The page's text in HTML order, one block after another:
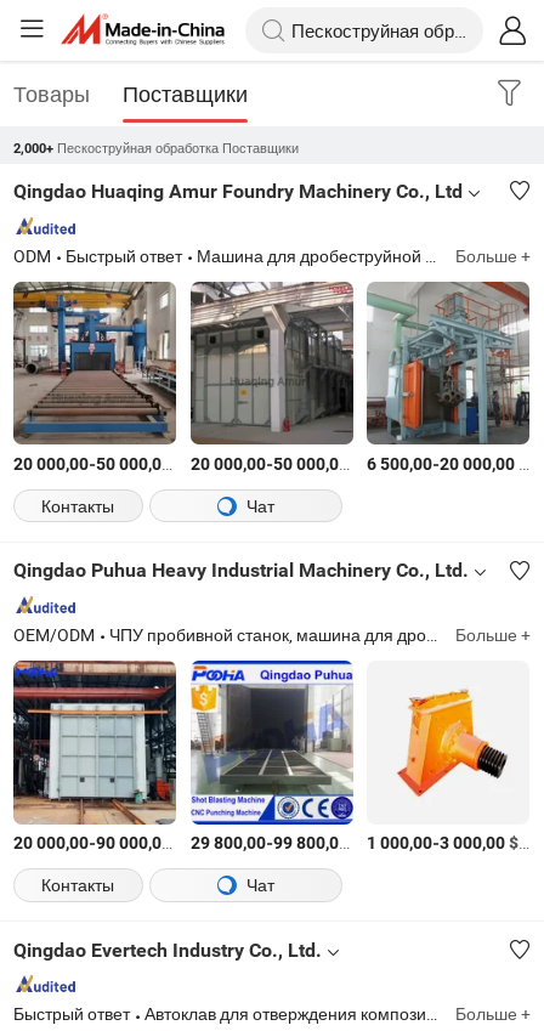
Товары Поставщики
2,000+ Пескоструйная обработка Поставщики
Qingdao Huaqing Amur Foundry Machinery Co., Ltd
ODM Быстрый ответ Машина для дробеструйной обработки Больше +
20 000,00-50 000,00 $ /Комплект
20 000,00-50 000,00 $ /Комплект
6 500,00-20 000,00
/
Контакты
Чат
Qingdao Puhua Heavy Industrial Machinery Co., Ltd.
OEM/ODM ЧПУ пробивной станок, машина для дробеструйной обработки, ЧПУ станок, машина для пескоструйной обработки, ЧПУ пресс, кабины для пескоструйной обработки, машина для колесной дробеструйной обработки, ЧПУ гибочный пресс, оборудование для дробеструйной обработки, очистное оборудование Больше +
20 000,00-90 000,00 $ /set
29 800,00-99 800,00 $ /Комплект
1 000,00-3 000,00$/
Контакты
Чат
Qingdao Evertech Industry Co., Ltd.
Быстрый ответ Автоклав для отверждения композитов, машина для замеса резины и пластмасс, камеры пескоструйной обработки/воздушной струйной обработки, реометр для резины и пластмасс, автоклав для резиновой обуви, линия переработки отработанных шин, ретортная машина, автоклав для обработки древесины Больше +